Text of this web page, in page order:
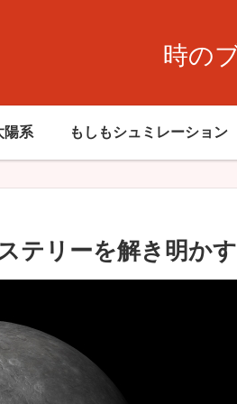
時の
陽系 もしもシュミレーション
テリーを解き明かす